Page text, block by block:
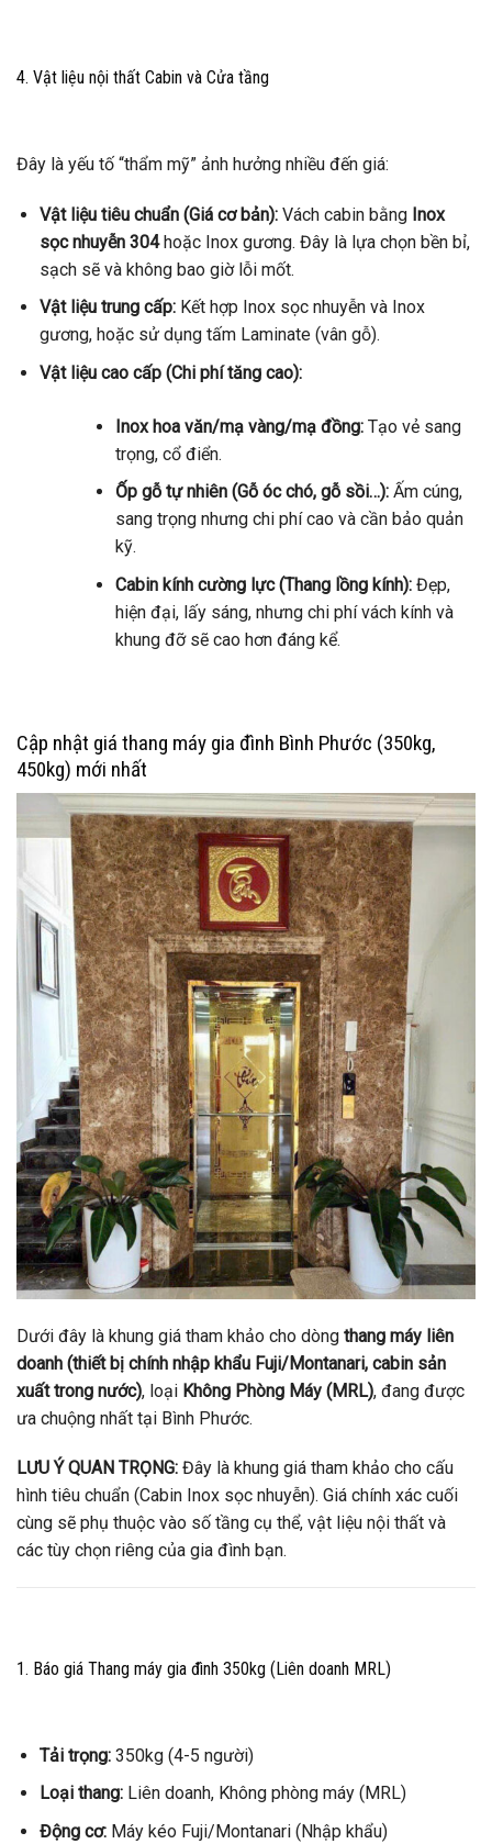
4. Vật liệu nội thất Cabin và Cửa tầng
Đây là yếu tố “thẩm mỹ” ảnh hưởng nhiều đến giá:
Vật liệu tiêu chuẩn (Giá cơ bản):Vách cabin bằng Inox
sọc nhuyễn 304hoặc Inox gương. Đây là lựa chọn bền bỉ,
sạch sẽ và không bao giờ lỗi mốt.
Vật liệu trung cấp:Kết hợp Inox sọc nhuyễn và Inox
gương, hoặc sử dụng tấm Laminate (vân gỗ).
Vật liệu cao cấp (Chi phí tăng cao):
Inox hoa văn/mạ vàng/mạ đồng:Tạo vẻ sang
trọng, cổ điển.
Ốp gỗ tự nhiên (Gỗ óc chó, gỗ sồi…):Ấm cúng,
sang trọng nhưng chi phí cao và cần bảo quản
kỹ.
Cabin kính cường lực (Thang lồng kính):Đẹp,
hiện đại, lấy sáng, nhưng chi phí vách kính và
khung đỡ sẽ cao hơn đáng kể.
Cập nhật giá thang máy gia đình Bình Phước (350kg,
450kg) mới nhất
Dưới đây là khung giá tham khảo cho dòng thang máy liên
doanh (thiết bị chính nhập khẩu Fuji/Montanari, cabin sản
xuất trong nước), loại Không Phòng Máy (MRL), đang được
ưa chuộng nhất tại Bình Phước.
LƯU Ý QUAN TRỌNG: Đây là khung giá tham khảo cho cấu
hình tiêu chuẩn (Cabin Inox sọc nhuyễn). Giá chính xác cuối
cùng sẽ phụ thuộc vào số tầng cụ thể, vật liệu nội thất và
các tùy chọn riêng của gia đình bạn.
1. Báo giá Thang máy gia đình 350kg (Liên doanh MRL)
Tải trọng:350kg (4-5 người)
Loại thang:Liên doanh, Không phòng máy (MRL)
Động cơ:Máy kéo Fuji/Montanari (Nhập khẩu)